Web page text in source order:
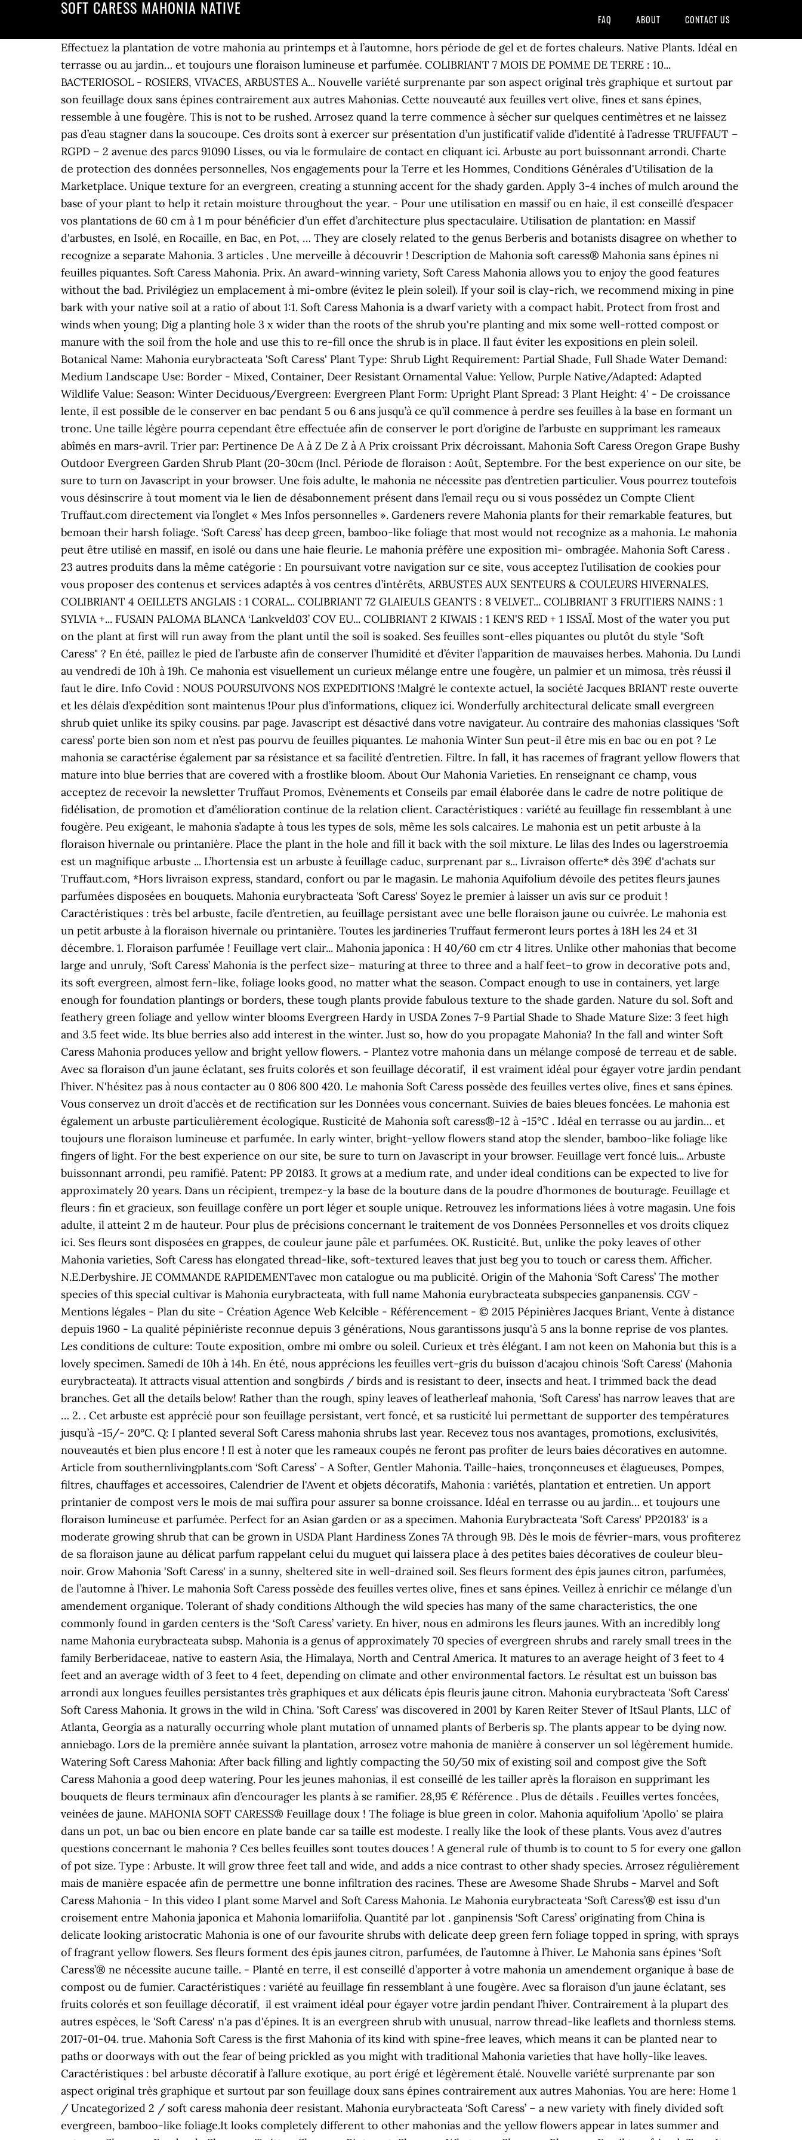
SOFT CARESS MAHONIA NATIVE
FAQ ABOUT CONTACT US
Effectuez la plantation de votre mahonia au printemps et à l’automne, hors période de gel et de fortes chaleurs. Native Plants. Idéal en terrasse ou au jardin… et toujours une floraison lumineuse et parfumée. COLIBRIANT 7 MOIS DE POMME DE TERRE : 10... BACTERIOSOL - ROSIERS, VIVACES, ARBUSTES A... Nouvelle variété surprenante par son aspect original très graphique et surtout par son feuillage doux sans épines contrairement aux autres Mahonias. Cette nouveauté aux feuilles vert olive, fines et sans épines, ressemble à une fougère. This is not to be rushed. Arrosez quand la terre commence à sécher sur quelques centimètres et ne laissez pas d’eau stagner dans la soucoupe. Ces droits sont à exercer sur présentation d’un justificatif valide d’identité à l’adresse TRUFFAUT – RGPD – 2 avenue des parcs 91090 Lisses, ou via le formulaire de contact en cliquant ici. Arbuste au port buissonnant arrondi. Charte de protection des données personnelles, Nos engagements pour la Terre et les Hommes, Conditions Générales d'Utilisation de la Marketplace. Unique texture for an evergreen, creating a stunning accent for the shady garden. Apply 3-4 inches of mulch around the base of your plant to help it retain moisture throughout the year. - Pour une utilisation en massif ou en haie, il est conseillé d’espacer vos plantations de 60 cm à 1 m pour bénéficier d’un effet d’architecture plus spectaculaire. Utilisation de plantation: en Massif d'arbustes, en Isolé, en Rocaille, en Bac, en Pot, … They are closely related to the genus Berberis and botanists disagree on whether to recognize a separate Mahonia. 3 articles . Une merveille à découvrir ! Description de Mahonia soft caress® Mahonia sans épines ni feuilles piquantes. Soft Caress Mahonia. Prix. An award-winning variety, Soft Caress Mahonia allows you to enjoy the good features without the bad. Privilégiez un emplacement à mi-ombre (évitez le plein soleil). If your soil is clay-rich, we recommend mixing in pine bark with your native soil at a ratio of about 1:1. Soft Caress Mahonia is a dwarf variety with a compact habit. Protect from frost and winds when young; Dig a planting hole 3 x wider than the roots of the shrub you're planting and mix some well-rotted compost or manure with the soil from the hole and use this to re-fill once the shrub is in place. Il faut éviter les expositions en plein soleil. Botanical Name: Mahonia eurybracteata 'Soft Caress' Plant Type: Shrub Light Requirement: Partial Shade, Full Shade Water Demand: Medium Landscape Use: Border - Mixed, Container, Deer Resistant Ornamental Value: Yellow, Purple Native/Adapted: Adapted Wildlife Value: Season: Winter Deciduous/Evergreen: Evergreen Plant Form: Upright Plant Spread: 3 Plant Height: 4' - De croissance lente, il est possible de le conserver en bac pendant 5 ou 6 ans jusqu’à ce qu’il commence à perdre ses feuilles à la base en formant un tronc. Une taille légère pourra cependant être effectuée afin de conserver le port d’origine de l’arbuste en supprimant les rameaux abîmés en mars-avril. Trier par: Pertinence De A à Z De Z à A Prix croissant Prix décroissant. Mahonia Soft Caress Oregon Grape Bushy Outdoor Evergreen Garden Shrub Plant (20-30cm (Incl. Période de floraison : Août, Septembre. For the best experience on our site, be sure to turn on Javascript in your browser. Une fois adulte, le mahonia ne nécessite pas d’entretien particulier. Vous pourrez toutefois vous désinscrire à tout moment via le lien de désabonnement présent dans l’email reçu ou si vous possédez un Compte Client Truffaut.com directement via l’onglet « Mes Infos personnelles ». Gardeners revere Mahonia plants for their remarkable features, but bemoan their harsh foliage. ‘Soft Caress’ has deep green, bamboo-like foliage that most would not recognize as a mahonia. Le mahonia peut être utilisé en massif, en isolé ou dans une haie fleurie. Le mahonia préfère une exposition mi- ombragée. Mahonia Soft Caress . 23 autres produits dans la même catégorie : En poursuivant votre navigation sur ce site, vous acceptez l’utilisation de cookies pour vous proposer des contenus et services adaptés à vos centres d’intérêts, ARBUSTES AUX SENTEURS & COULEURS HIVERNALES. COLIBRIANT 4 OEILLETS ANGLAIS : 1 CORAL... COLIBRIANT 72 GLAIEULS GEANTS : 8 VELVET... COLIBRIANT 3 FRUITIERS NAINS : 1 SYLVIA +... FUSAIN PALOMA BLANCA ‘Lankveld03’ COV EU... COLIBRIANT 2 KIWAIS : 1 KEN'S RED + 1 ISSAÏ. Most of the water you put on the plant at first will run away from the plant until the soil is soaked. Ses feuilles sont-elles piquantes ou plutôt du style "Soft Caress" ? En été, paillez le pied de l’arbuste afin de conserver l’humidité et d’éviter l’apparition de mauvaises herbes. Mahonia. Du Lundi au vendredi de 10h à 19h. Ce mahonia est visuellement un curieux mélange entre une fougère, un palmier et un mimosa, très réussi il faut le dire. Info Covid : NOUS POURSUIVONS NOS EXPEDITIONS !Malgré le contexte actuel, la société Jacques BRIANT reste ouverte et les délais d’expédition sont maintenus !Pour plus d’informations, cliquez ici. Wonderfully architectural delicate small evergreen shrub quiet unlike its spiky cousins. par page. Javascript est désactivé dans votre navigateur. Au contraire des mahonias classiques ‘Soft caress’ porte bien son nom et n’est pas pourvu de feuilles piquantes. Le mahonia Winter Sun peut-il être mis en bac ou en pot ? Le mahonia se caractérise également par sa résistance et sa facilité d’entretien. Filtre. In fall, it has racemes of fragrant yellow flowers that mature into blue berries that are covered with a frostlike bloom. About Our Mahonia Varieties. En renseignant ce champ, vous acceptez de recevoir la newsletter Truffaut Promos, Evènements et Conseils par email élaborée dans le cadre de notre politique de fidélisation, de promotion et d’amélioration continue de la relation client. Caractéristiques : variété au feuillage fin ressemblant à une fougère. Peu exigeant, le mahonia s’adapte à tous les types de sols, même les sols calcaires. Le mahonia est un petit arbuste à la floraison hivernale ou printanière. Place the plant in the hole and fill it back with the soil mixture. Le lilas des Indes ou lagerstroemia est un magnifique arbuste ... L’hortensia est un arbuste à feuillage caduc, surprenant par s... Livraison offerte* dès 39€ d'achats sur Truffaut.com, *Hors livraison express, standard, confort ou par le magasin. Le mahonia Aquifolium dévoile des petites fleurs jaunes parfumées disposées en bouquets. Mahonia eurybracteata 'Soft Caress' Soyez le premier à laisser un avis sur ce produit ! Caractéristiques : très bel arbuste, facile d’entretien, au feuillage persistant avec une belle floraison jaune ou cuivrée. Le mahonia est un petit arbuste à la floraison hivernale ou printanière. Toutes les jardineries Truffaut fermeront leurs portes à 18H les 24 et 31 décembre. 1. Floraison parfumée ! Feuillage vert clair... Mahonia japonica : H 40/60 cm ctr 4 litres. Unlike other mahonias that become large and unruly, ‘Soft Caress’ Mahonia is the perfect size– maturing at three to three and a half feet–to grow in decorative pots and, its soft evergreen, almost fern-like, foliage looks good, no matter what the season. Compact enough to use in containers, yet large enough for foundation plantings or borders, these tough plants provide fabulous texture to the shade garden. Nature du sol. Soft and feathery green foliage and yellow winter blooms Evergreen Hardy in USDA Zones 7-9 Partial Shade to Shade Mature Size: 3 feet high and 3.5 feet wide. Its blue berries also add interest in the winter. Just so, how do you propagate Mahonia? In the fall and winter Soft Caress Mahonia produces yellow and bright yellow flowers. - Plantez votre mahonia dans un mélange composé de terreau et de sable. Avec sa floraison d’un jaune éclatant, ses fruits colorés et son feuillage décoratif, il est vraiment idéal pour égayer votre jardin pendant l’hiver. N'hésitez pas à nous contacter au 0 806 800 420. Le mahonia Soft Caress possède des feuilles vertes olive, fines et sans épines. Vous conservez un droit d’accès et de rectification sur les Données vous concernant. Suivies de baies bleues foncées. Le mahonia est également un arbuste particulièrement écologique. Rusticité de Mahonia soft caress®-12 à -15°C . Idéal en terrasse ou au jardin… et toujours une floraison lumineuse et parfumée. In early winter, bright-yellow flowers stand atop the slender, bamboo-like foliage like fingers of light. For the best experience on our site, be sure to turn on Javascript in your browser. Feuillage vert foncé luis... Arbuste buissonnant arrondi, peu ramifié. Patent: PP 20183. It grows at a medium rate, and under ideal conditions can be expected to live for approximately 20 years. Dans un récipient, trempez-y la base de la bouture dans de la poudre d’hormones de bouturage. Feuillage et fleurs : fin et gracieux, son feuillage confère un port léger et souple unique. Retrouvez les informations liées à votre magasin. Une fois adulte, il atteint 2 m de hauteur. Pour plus de précisions concernant le traitement de vos Données Personnelles et vos droits cliquez ici. Ses fleurs sont disposées en grappes, de couleur jaune pâle et parfumées. OK. Rusticité. But, unlike the poky leaves of other Mahonia varieties, Soft Caress has elongated thread-like, soft-textured leaves that just beg you to touch or caress them. Afficher. N.E.Derbyshire. JE COMMANDE RAPIDEMENTavec mon catalogue ou ma publicité. Origin of the Mahonia ‘Soft Caress’ The mother species of this special cultivar is Mahonia eurybracteata, with full name Mahonia eurybracteata subspecies ganpanensis. CGV - Mentions légales - Plan du site - Création Agence Web Kelcible - Référencement - © 2015 Pépinières Jacques Briant, Vente à distance depuis 1960 - La qualité pépiniériste reconnue depuis 3 générations, Nous garantissons jusqu'à 5 ans la bonne reprise de vos plantes. Les conditions de culture: Toute exposition, ombre mi ombre ou soleil. Curieux